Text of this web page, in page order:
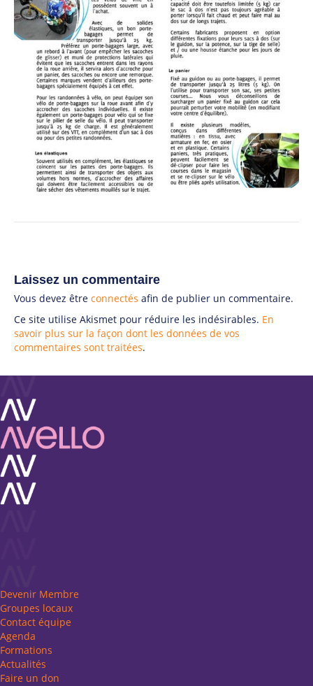
Laissez un commentaire
Vous devez être connectés afin de publier un commentaire.
Ce site utilise Akismet pour réduire les indésirables. En
savoir plus sur la façon dont les données de vos
commentaires sont traitées.
Devenir Membre
Groupes locaux
Contact équipe
Agenda
Formations
Actualités
Faire un don